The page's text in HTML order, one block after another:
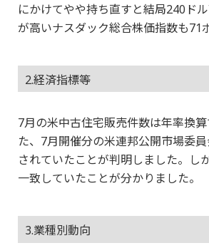
にかけてやや持ち直すと結局240ド
が高いナスダック総合株価指数も71
2.経済指標等
7月の米中古住宅販売件数は年率換
た、7月開催分の米連邦公開市場委
されていたことが判明しました。し
一致していたことが分かりました。
3.業種別動向